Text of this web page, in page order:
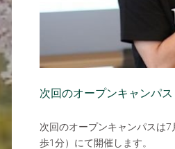
次回のオープンキャンパス
次回のオープンキャンパスは
歩1分）にて開催します。